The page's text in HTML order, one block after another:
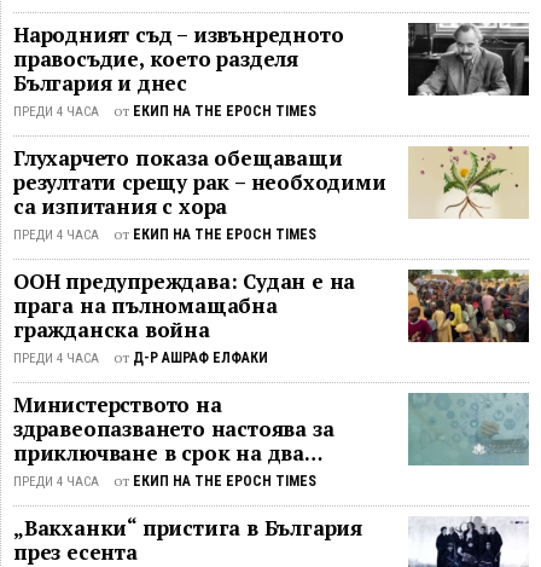
Народният съд – извънредното
правосъдие, което разделя
България и днес
ПРЕДИ 4 ЧАСА от ЕКИП НА THE EPOCH TIMES
Глухарчето показа обещаващи
резултати срещу рак – необходими
са изпитания с хора
ПРЕДИ 4 ЧАСА от ЕКИП НА THE EPOCH TIMES
ООН предупреждава: Судан е на
прага на пълномащабна
гражданска война
ПРЕДИ 4 ЧАСА от Д-Р АШРАФ ЕЛФАКИ
Министерството на
здравеопазването настоява за
приключване в срок на два
ключови строителни проекта
ПРЕДИ 4 ЧАСА от ЕКИП НА THE EPOCH TIMES
„Вакханки“ пристига в България
през есента